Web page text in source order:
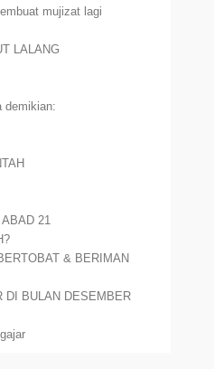
mujizat lagi
LALANG
demikian:
ABAD 21
& BERIMAN
DI BULAN DESEMBER